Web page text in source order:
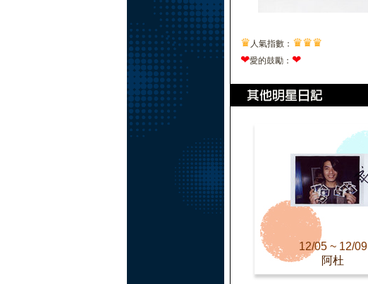
♛ 人氣指數： ♛♛♛
❤愛的鼓勵： ❤
12/05 ~ 12/09
阿杜